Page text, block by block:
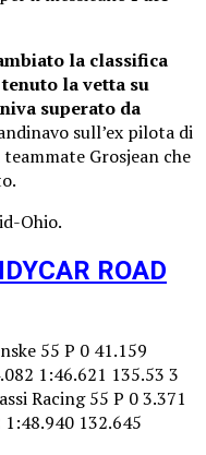
la classifica
la vetta su
superato da
sull’ex pilota di
Grosjean che
Ohio.
ROAD
55 P 0 41.159
1:46.621 135.53 3
Racing 55 P 0 3.371
132.645